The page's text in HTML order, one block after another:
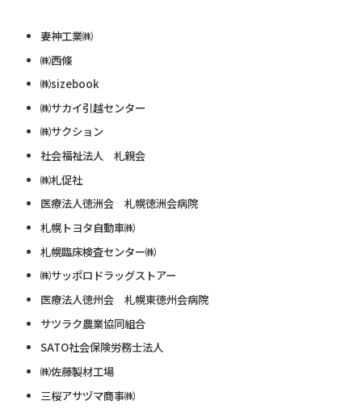
妻神工業㈱
㈱西條
㈱sizebook
㈱サカイ引越センター
㈱サクション
社会福祉法人 札親会
㈱札促社
医療法人徳洲会 札幌徳洲会病院
札幌トヨタ自動車㈱
札幌臨床検査センター㈱
㈱サッポロドラッグストアー
医療法人徳州会 札幌東徳州会病院
サツラク農業協同組合
SATO社会保険労務士法人
㈱佐藤製材工場
三桜アサヅマ商事㈱